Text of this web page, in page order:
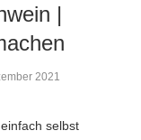
|
2021
selbst